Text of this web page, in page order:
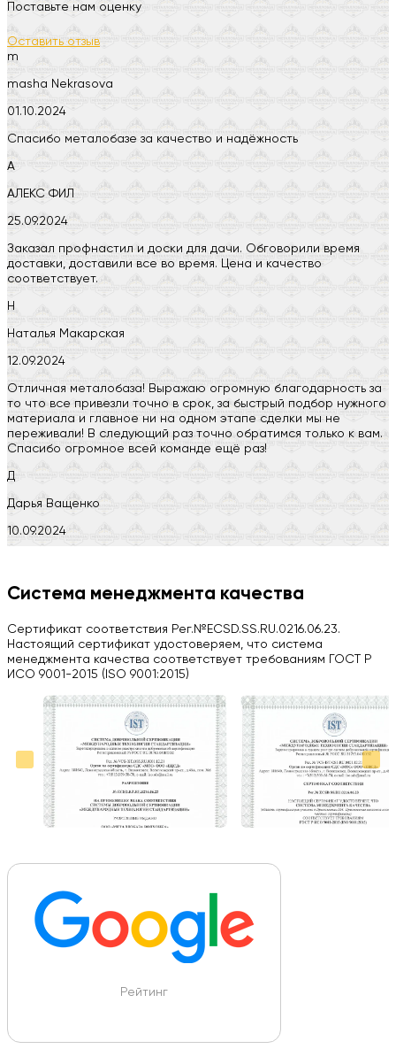
Поставьте нам оценку
Оставить отзыв
m
masha Nekrasova
01.10.2024
Спасибо металобазе за качество и надёжность
А
АЛЕКС ФИЛ
25.09.2024
Заказал профнастил и доски для дачи. Обговорили время
доставки, доставили все во время. Цена и качество
соответствует.
Н
Наталья Макарская
12.09.2024
Отличная металобаза! Выражаю огромную благодарность за
то что все привезли точно в срок, за быстрый подбор нужного
материала и главное ни на одном этапе сделки мы не
переживали! В следующий раз точно обратимся только к вам.
Спасибо огромное всей команде ещё раз!
Д
Дарья Ващенко
10.09.2024
H
03.09.2024
Вся работа выполнена в срок. Всем рекомендую
Больше отзывов на Google Maps
Система менеджмента качества
Сертификат соответствия Рег.№ECSD.SS.RU.0216.06.23.
Настоящий сертификат удостоверяем, что система
менеджмента качества соответствует требованиям ГОСТ Р
ИСО 9001-2015 (ISO 9001:2015)
Рейтинг